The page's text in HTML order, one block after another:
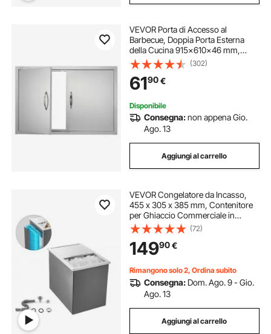
VEVOR Porta di Accesso al
Barbecue, Doppia Porta Esterna
della Cucina 915x610x46 mm,
Porta ad Incasso in Acciaio Inox,
con Maniglie, per Isola Barbecue,
Armadio da Esterno, Giardino,
Argento
(302)
6190€
Disponibile
Consegna:non appena Gio.
Ago. 13
Aggiungi al carrello
VEVOR Congelatore da Incasso,
455 x 305 x 385 mm, Contenitore
per Ghiaccio Commerciale in
Acciaio Inox, 27,1 Litri con
Coperchio per Esterni, Set di Tubi di
Scarico Incluso, per Vino Freddo
(72)
14990€
Rimangono solo 2, Ordina subito
Consegna: Dom. Ago. 9 - Gio.
Ago. 13
Aggiungi al carrello